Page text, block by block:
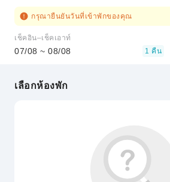
กรุณายืนยันวันที่เข้าพักของคุณ
เช็คอิน–เช็คเอาท์
07/08 ~ 08/08 1 คืน
เลือกห้องพัก